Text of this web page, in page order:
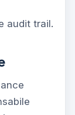
audit trail.